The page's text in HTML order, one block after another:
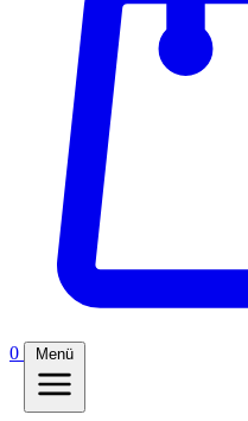
0 Menü